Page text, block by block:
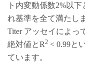
ト内変動係数2%以
れ基準を全て満たし
Titer アッセイによっ
絶対値とR2 < 0.99と
ています。